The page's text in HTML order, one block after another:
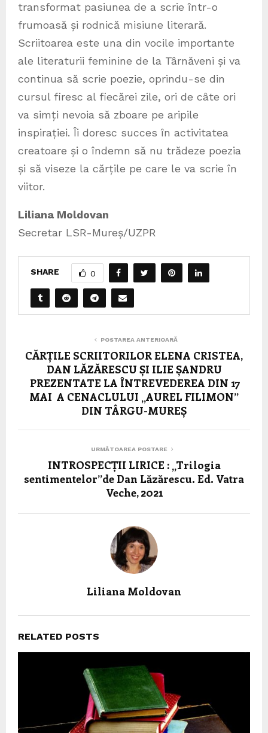
transformat pasiunea de a scrie într-o
frumoasă și rodnică misiune literară.
Scriitoarea este una din vocile importante
ale literaturii feminine de la Târnăveni și va
continua să scrie poezie, oprindu-se din
cursul firesc al fiecărei zile, ori de câte ori
va simți nevoia să zboare pe aripile
inspirației. Îi doresc succes în activitatea
creatoare și o îndemn să nu trădeze poezia
și să viseze la cărțile pe care le va scrie în
viitor.
Liliana Moldovan
Secretar LSR-Mureș/UZPR
SHARE 0
POSTAREA ANTERIOARĂ
CĂRȚILE SCRIITORILOR ELENA CRISTEA,
DAN LĂZĂRESCU ȘI ILIE ȘANDRU
PREZENTATE LA ÎNTREVEDEREA DIN 17
MAI A CENACLULUI „AUREL FILIMON”
DIN TÂRGU-MUREȘ
URMĂTOAREA POSTARE
INTROSPECȚII LIRICE : „Trilogia
sentimentelor”de Dan Lăzărescu. Ed. Vatra
Veche, 2021
Liliana Moldovan
RELATED POSTS